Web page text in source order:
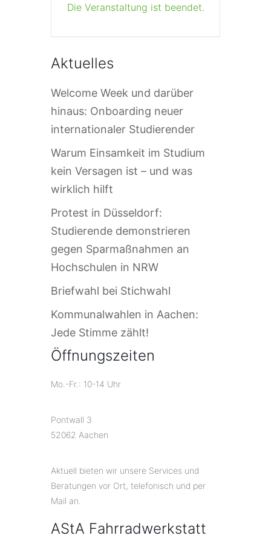
Die Veranstaltung ist beendet.
Aktuelles
Welcome Week und darüber
hinaus: Onboarding neuer
internationaler Studierender
Warum Einsamkeit im Studium
kein Versagen ist – und was
wirklich hilft
Protest in Düsseldorf:
Studierende demonstrieren
gegen Sparmaßnahmen an
Hochschulen in NRW
Briefwahl bei Stichwahl
Kommunalwahlen in Aachen:
Jede Stimme zählt!
Öffnungszeiten
Mo.-Fr.: 10-14 Uhr
Pontwall 3
52062 Aachen
Aktuell bieten wir unsere Services und
Beratungen vor Ort, telefonisch und per
Mail an.
AStA Fahrradwerkstatt